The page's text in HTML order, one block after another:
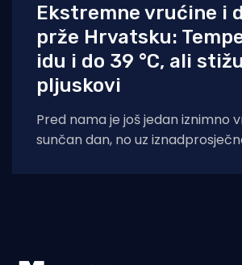
Ekstremne vrućine i
prže Hrvatsku:
idu i do 39 °C, ali
pljuskovi
Pred nama je još jedan iznimno
sunčan dan, no uz